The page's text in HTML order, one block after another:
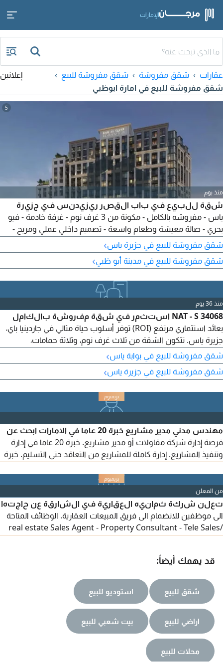
الإمارات
عقارات شقق مفروشة
شقق مفروشة للبيع
شقق مفروشة للبيع في امارة ابوظبي
إعلانين
5
منذ يوم
شقة للبيع في باب القصر ريزيدنس في جزيرة
ياس - مفروشه بالكامل - مكونة من 3 غرف نوم - غرفة خادمة - فيو
بحري - صالة معيشة وطعام واسعة - تصميم داخلي عملي ومريح -
خزائن مدمجة في الغرف - مطبخ مودرن - مفروشه بالكامل المرافق
والخدمات مراكز لياقة بدنية - مسابح - مناطق لعب للاطفال - مطلوب
2199999 درهم - يمتنع الوسطاء - الرقم المرجعي AP 27182
شقق مفروشة للبيع في جزيرة ياس›
شقق مفروشة للبيع في مدينة أبو ظبي›
منذ 36 يوم
NAT - S 34068 استثمر في شقة مفروشة بالكامل
بعائد استثماري مرتفع (ROI) توفر أسلوب حياة مثالي في جاردينيا باي،
جزيرة ياس. تتكون الشقة من ثلاث غرف نوم، وثلاثة حمامات،
وموقفي سيارات. المرافق والمزايا الخاصة خزائن حائط مدمجة تكييف
وتدفئة مركزية منطقة ألعاب للاطفال موقف سيارات مغطى يسمح
باصطحاب الحيوانات الأليفة أمن على مدار الساعة صالة رياضية
شقق مفروشة للبيع في بوابة ياس›
شقق مفروشة للبيع في جزيرة ياس›
مهندس مدني مدير مشاريع خبرة 20 عاما في الامارات ابحث عن
فرصة إدارة شركة مقاولات أو مدير مشاريع. خبرة 20 عاما في إدارة
وتنفيذ المشاريع. إدارة كاملة للمشاريع من التعاقد حتى التسليم. خبرة
بكفاءة وتحقيق الجودة والالتزام بالبرنامج الزمني. متاح للانضمام فورا.
للتواصل عبر الرسائل الخاصة
من المعلن
تعلن شركة ثمانيه العقارية في الشارقة عن حاجتها
الى موظفين للانضمام الى فريق المبيعات العقارية. الوظائف المتاحة
real estate Sales Agent - Property Consultant - Tele Sales/
تعد ميزة اضافية. مهارات تواصل واقناع ممتازة. القدرة على التعامل
مع العملاء ومتابعة المبيعات. عمولات مجزيه + رواتب حسب الخبرة
قد يهمك أيضاً:
شقق للبيع استوديو للبيع
اراضي للبيع بيت شعبي للبيع
محلات للبيع